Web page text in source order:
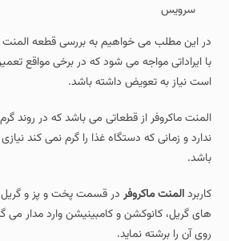
سرویس
در این مطلب می خواهیم به بررسی قطعه المنت
با ایراداتی مواجه می شود که در برخی مواقع
است نیاز به تعویض داشته باشد.
المنت ماکروفر از قطعاتی می باشد که در روند
ندارد و زمانی که دستگاه غذا را گرم نمی کند
باشد.
کاربردالمنت ماکروفر در قسمت پخت و پز و گریل
های گریل، کانوکشن و کامبینیشن وارد مدار می
روی آن را برشته نماید.